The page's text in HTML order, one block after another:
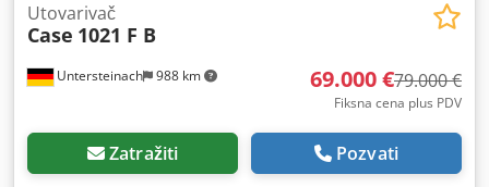
Untersteinach 988 km
Utovarivač
Case 1021 F B
69.000 €79.000 €
Fiksna cena plus PDV
Zatražiti Pozvati